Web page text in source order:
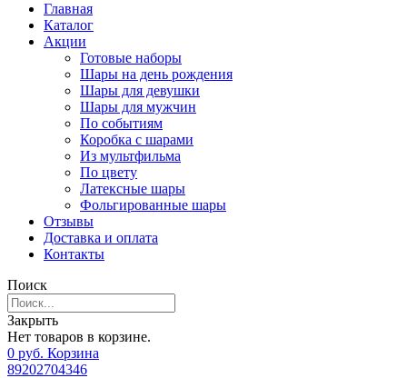
Главная
Каталог
Акции
Готовые наборы
Шары на день рождения
Шары для девушки
Шары для мужчин
По событиям
Коробка с шарами
Из мультфильма
По цвету
Латексные шары
Фольгированные шары
Отзывы
Доставка и оплата
Контакты
Поиск
Закрыть
Нет товаров в корзине.
0 руб. Корзина
89202704346